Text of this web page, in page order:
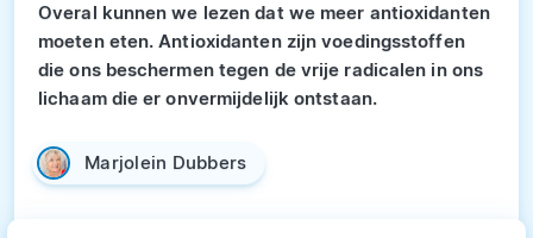
Overal kunnen we lezen dat we meer antioxidanten
moeten eten. Antioxidanten zijn voedingsstoffen
die ons beschermen tegen de vrije radicalen in ons
lichaam die er onvermijdelijk ontstaan.
Marjolein Dubbers